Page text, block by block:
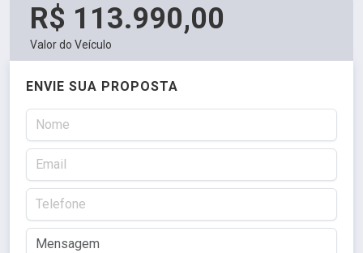
R$ 113.990,00
Valor do Veículo
ENVIE SUA PROPOSTA